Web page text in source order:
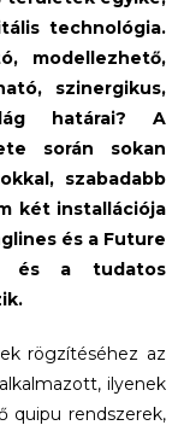
technológia.
modellezhető,
szinergikus,
határai? A
során sokan
szabadabb
két installációja
és a Future
és a tudatos
rögzítéséhez az
ilyenek
quipu rendszerek,